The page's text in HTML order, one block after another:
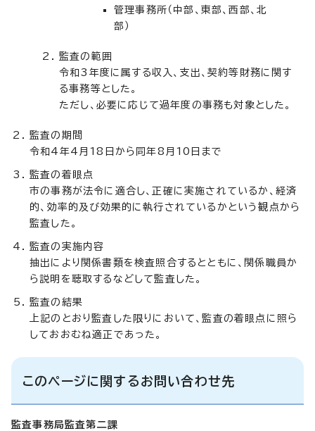
管理事務所（中部、東部、西部、北
部）
監査の範囲
令和3年度に属する収入、支出、契約等財務に関す
る事務等とした。
ただし、必要に応じて過年度の事務も対象とした。
監査の期間
令和4年4月18日から同年8月10日まで
監査の着眼点
市の事務が法令に適合し、正確に実施されているか、経済
的、効率的及び効果的に執行されているかという観点から
監査した。
監査の実施内容
抽出により関係書類を検査照合するとともに、関係職員か
ら説明を聴取するなどして監査した。
監査の結果
上記のとおり監査した限りにおいて、監査の着眼点に照ら
しておおむね適正であった。
このページに関するお問い合わせ先
監査事務局監査第二課